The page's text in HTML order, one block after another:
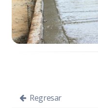
Regresar